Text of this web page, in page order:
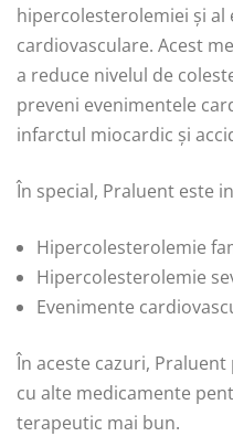
hipercolesterolemiei și
cardiovasculare. Acest
a reduce nivelul de
preveni evenimentele
infarctul miocardic și
În special, Praluent este
Hipercolesterolemie
Hipercolesterolemie
Evenimente
În aceste cazuri,
cu alte medicamente
terapeutic mai bun.